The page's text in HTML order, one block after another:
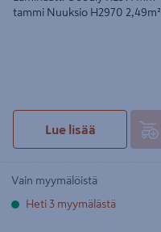
tammi Nuuksio H2970 2,49m²
Lue lisää
Vain myymälöistä
Heti 3 myymälästä